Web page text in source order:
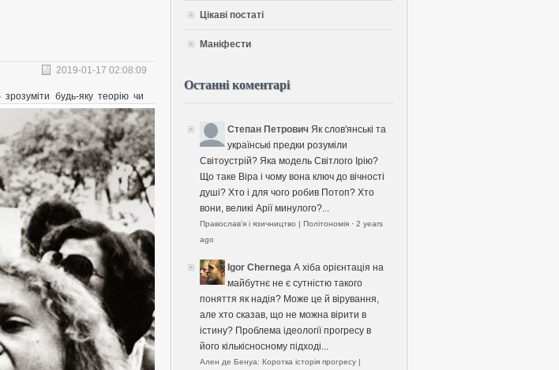
2019-01-17 02:08:09
будь-яку теорію чи
Цікаві постаті
Маніфести
Останні коментарі
Степан Петрович Як слов'янські та
українські предки розуміли
Світоустрій? Яка модель Світлого Ірію?
Що таке Віра і чому вона ключ до вічності
душі? Хто і для чого робив Потоп? Хто
вони, великі Арії минулого?...
Православ’я і язичництво | Політономія · 2 years
ago
Igor Chernega А хіба орієнтація на
майбутнє не є сутністю такого
поняття як надія? Може це й вірування,
але хто сказав, що не можна вірити в
істину? Проблема ідеології прогресу в
його кількісносному підході...
Ален де Бенуа: Коротка історія прогресу |